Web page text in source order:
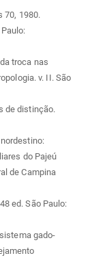
70, 1980.
troca nas
v. II. São
de distinção.
do Pajeú
de Campina
ed. São Paulo:
gado-